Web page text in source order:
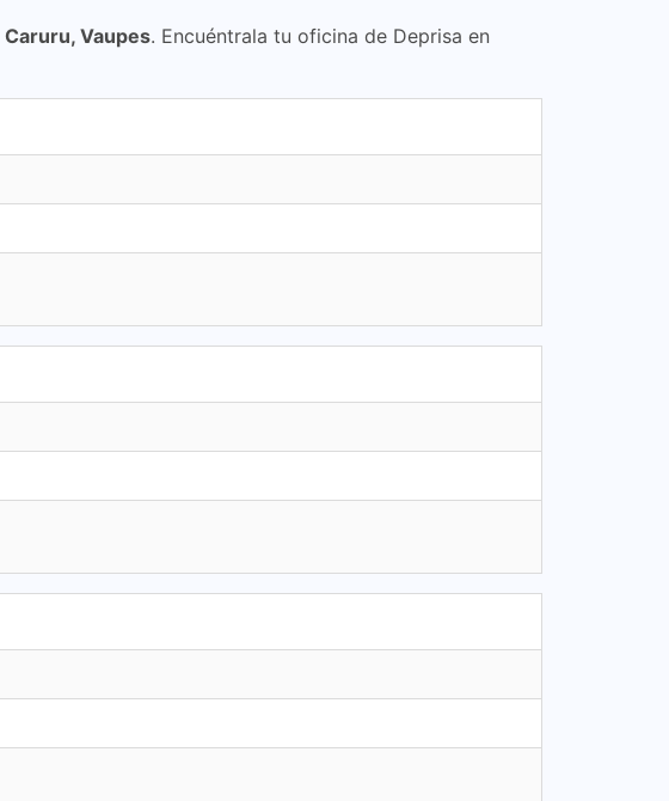
Caruru, Vaupes. Encuéntrala tu oficina de Deprisa en